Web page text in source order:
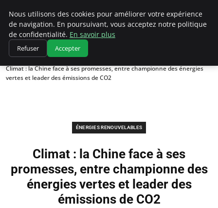
Climatedebtagents
Accueil
Énergies Renouvelables
Climat : la Chine face à ses promesses, entre championne des énergies
vertes et leader des émissions de CO2
ÉNERGIES RENOUVELABLES
Climat : la Chine face à ses
promesses, entre championne des
énergies vertes et leader des
émissions de CO2
Nous utilisons des cookies pour améliorer votre expérience
de navigation. En poursuivant, vous acceptez notre politique
de confidentialité. En savoir plus
Refuser Accepter